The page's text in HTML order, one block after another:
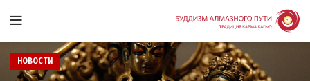
НОВОСТИ